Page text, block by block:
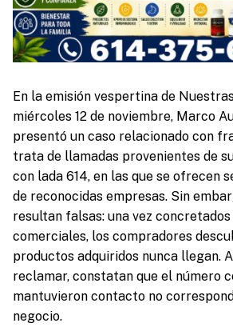
En la emisión vespertina de
miércoles 12 de noviembre, Marco
presentó un caso relacionado con
trata de llamadas provenientes de
con lada 614, en las que se ofrecen
de reconocidas empresas. Sin
resultan falsas: una vez
comerciales, los compradores
productos adquiridos nunca llegan.
reclamar, constatan que el número
mantuvieron contacto no
negocio.